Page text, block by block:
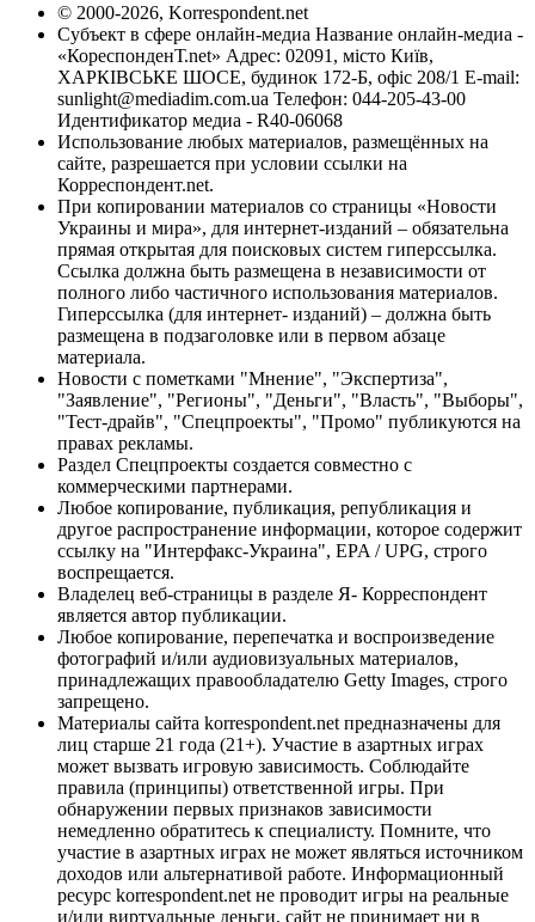
© 2000-2026, Korrespondent.net
Субъект в сфере онлайн-медиа Название онлайн-медиа -
«КореспонденТ.net» Адрес: 02091, місто Київ,
ХАРКІВСЬКЕ ШОСЕ, будинок 172-Б, офіс 208/1 E-mail:
sunlight@mediadim.com.ua Телефон: 044-205-43-00
Идентификатор медиа - R40-06068
Использование любых материалов, размещённых на
сайте, разрешается при условии ссылки на
Корреспондент.net.
При копировании материалов со страницы «Новости
Украины и мира», для интернет-изданий – обязательна
прямая открытая для поисковых систем гиперссылка.
Ссылка должна быть размещена в независимости от
полного либо частичного использования материалов.
Гиперссылка (для интернет- изданий) – должна быть
размещена в подзаголовке или в первом абзаце
материала.
Новости с пометками "Мнение", "Экспертиза",
"Заявление", "Регионы", "Деньги", "Власть", "Выборы",
"Тест-драйв", "Спецпроекты", "Промо" публикуются на
правах рекламы.
Раздел Спецпроекты создается совместно с
коммерческими партнерами.
Любое копирование, публикация, републикация и
другое распространение информации, которое содержит
ссылку на "Интерфакс-Украина", EPA / UPG, строго
воспрещается.
Владелец веб-страницы в разделе Я- Корреспондент
является автор публикации.
Любое копирование, перепечатка и воспроизведение
фотографий и/или аудиовизуальных материалов,
принадлежащих правообладателю Getty Images, строго
запрещено.
Материалы сайта korrespondent.net предназначены для
лиц старше 21 года (21+). Участие в азартных играх
может вызвать игровую зависимость. Соблюдайте
правила (принципы) ответственной игры. При
обнаружении первых признаков зависимости
немедленно обратитесь к специалисту. Помните, что
участие в азартных играх не может являться источником
доходов или альтернативой работе. Информационный
ресурс korrespondent.net не проводит игры на реальные
и/или виртуальные деньги, сайт не принимает ни в